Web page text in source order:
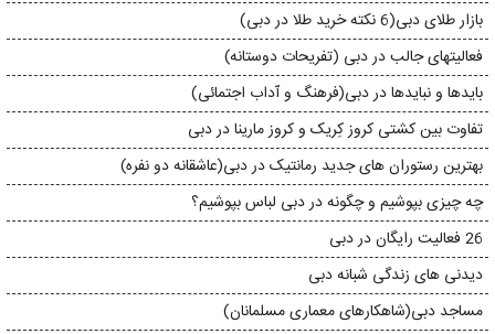
بازار طلای دبی(6 نکته خرید طلا در دبی)
فعالیتهای جالب در دبی (تفریحات دوستانه)
بایدها و نبایدها در دبی(فرهنگ و آداب اجتمائی)
تفاوت بین کشتی کروز کِریک و کروز مارینا در دبی
بهترین رستوران های جدید رمانتیک در دبی(عاشقانه دو نفره)
چه چیزی بپوشیم و چگونه در دبی لباس بپوشیم؟
26 فعالیت رایگان در دبی
دیدنی های زندگی شبانه دبی
مساجد دبی(شاهکارهای معماری مسلمانان)